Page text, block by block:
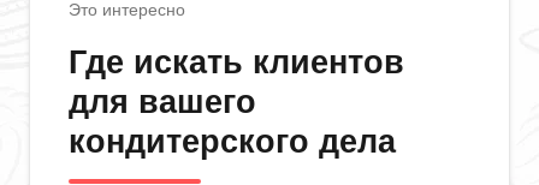
Это интересно
Где искать клиентов
для вашего
кондитерского дела